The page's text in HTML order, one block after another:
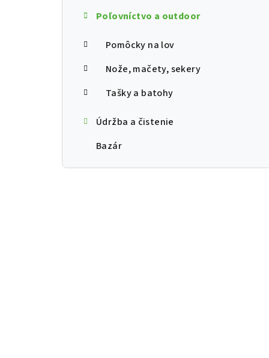
Poľovníctvo a outdoor
Pomôcky na lov
Nože, mačety, sekery
Tašky a batohy
Údržba a čistenie
Bazár